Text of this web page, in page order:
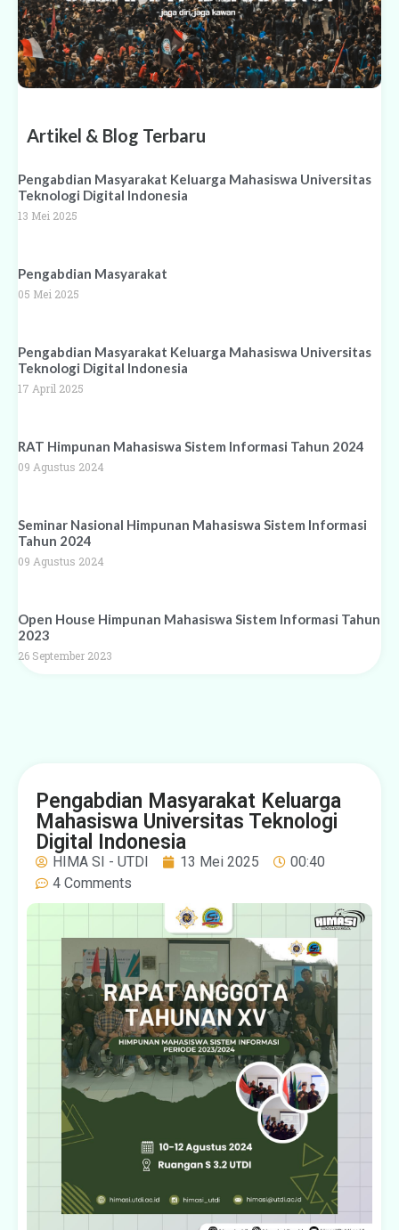
Artikel & Blog Terbaru
Pengabdian Masyarakat Keluarga Mahasiswa Universitas
Teknologi Digital Indonesia
13 Mei 2025
Pengabdian Masyarakat
05 Mei 2025
Pengabdian Masyarakat Keluarga Mahasiswa Universitas
Teknologi Digital Indonesia
17 April 2025
RAT Himpunan Mahasiswa Sistem Informasi Tahun 2024
09 Agustus 2024
Seminar Nasional Himpunan Mahasiswa Sistem Informasi
Tahun 2024
09 Agustus 2024
Open House Himpunan Mahasiswa Sistem Informasi Tahun
2023
26 September 2023
Pengabdian Masyarakat Keluarga
Mahasiswa Universitas Teknologi
Digital Indonesia
HIMA SI - UTDI 13 Mei 2025
00:40
4 Comments